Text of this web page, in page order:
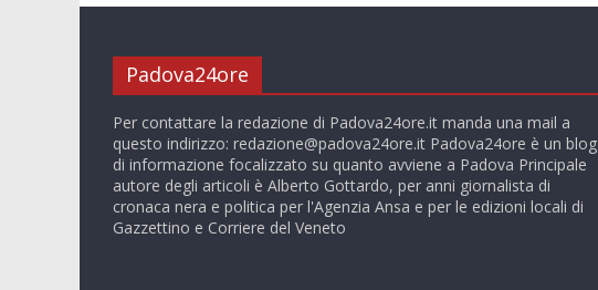
Padova24ore
Per contattare la redazione di Padova24ore.it manda una mail a
questo indirizzo: redazione@padova24ore.it Padova24ore è un blog
di informazione focalizzato su quanto avviene a Padova Principale
autore degli articoli è Alberto Gottardo, per anni giornalista di
cronaca nera e politica per l'Agenzia Ansa e per le edizioni locali di
Gazzettino e Corriere del Veneto